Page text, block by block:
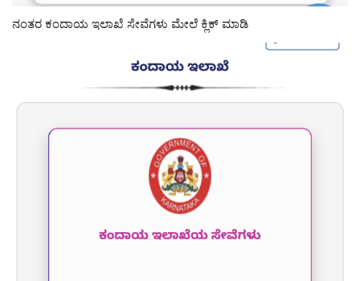
ನಂತರ ಕಂದಾಯ ಇಲಾಖೆ ಸೇವೆಗಳು ಮೇಲೆ ಕ್ಲಿಕ್ ಮಾಡಿ